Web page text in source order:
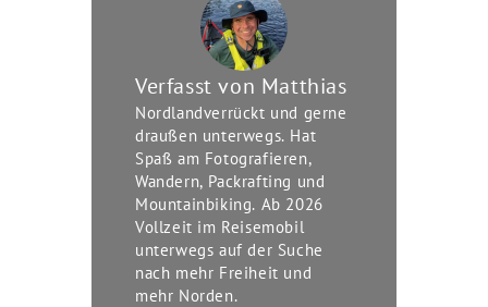
Verfasst von Matthias
Nordlandverrückt und gerne
draußen unterwegs. Hat
Spaß am Fotografieren,
Wandern, Packrafting und
Mountainbiking. Ab 2026
Vollzeit im Reisemobil
unterwegs auf der Suche
nach mehr Freiheit und
mehr Norden.